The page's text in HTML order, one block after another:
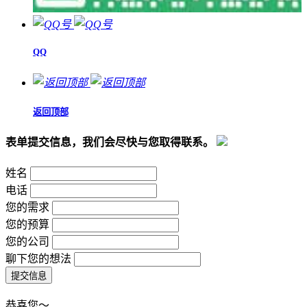
QQ
返回顶部
表单提交信息，我们会尽快与您取得联系。
姓名
电话
您的需求
您的预算
您的公司
聊下您的想法